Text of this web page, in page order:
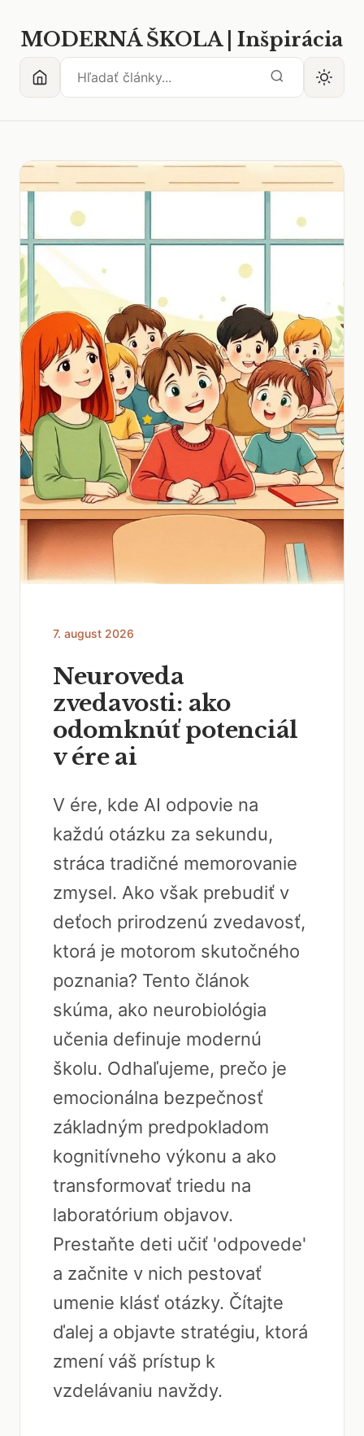
MODERNÁ ŠKOLA | Inšpirácia
7. august 2026
Neuroveda
zvedavosti: ako
odomknúť potenciál
v ére ai
V ére, kde AI odpovie na
každú otázku za sekundu,
stráca tradičné memorovanie
zmysel. Ako však prebudiť v
deťoch prirodzenú zvedavosť,
ktorá je motorom skutočného
poznania? Tento článok
skúma, ako neurobiológia
učenia definuje modernú
školu. Odhaľujeme, prečo je
emocionálna bezpečnosť
základným predpokladom
kognitívneho výkonu a ako
transformovať triedu na
laboratórium objavov.
Prestaňte deti učiť 'odpovede'
a začnite v nich pestovať
umenie klásť otázky. Čítajte
ďalej a objavte stratégiu, ktorá
zmení váš prístup k
vzdelávaniu navždy.